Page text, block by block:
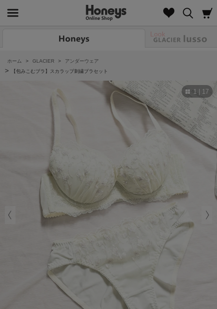
Look
ホーム > GLACIER > アンダーウェア
> 【包みこむブラ】スカラップ刺繍ブラセット
1 | 17